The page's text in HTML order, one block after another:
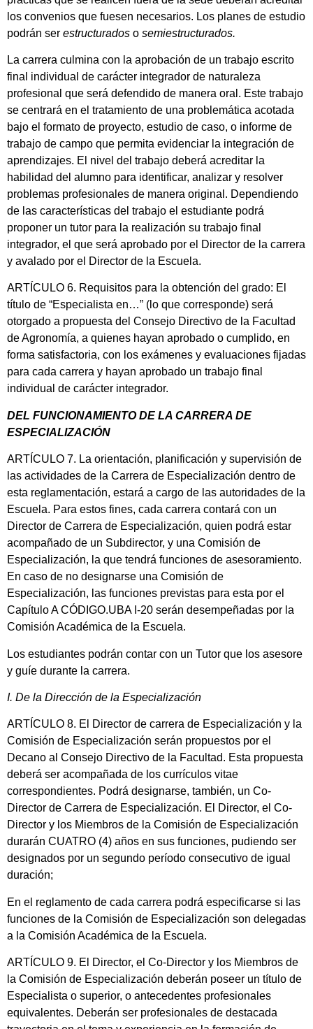
los convenios que fuesen necesarios. Los planes de estudio
podrán ser estructurados o semiestructurados.
La carrera culmina con la aprobación de un trabajo escrito
final individual de carácter integrador de naturaleza
profesional que será defendido de manera oral. Este trabajo
se centrará en el tratamiento de una problemática acotada
bajo el formato de proyecto, estudio de caso, o informe de
trabajo de campo que permita evidenciar la integración de
aprendizajes. El nivel del trabajo deberá acreditar la
habilidad del alumno para identificar, analizar y resolver
problemas profesionales de manera original. Dependiendo
de las características del trabajo el estudiante podrá
proponer un tutor para la realización su trabajo final
integrador, el que será aprobado por el Director de la carrera
y avalado por el Director de la Escuela.
ARTÍCULO 6. Requisitos para la obtención del grado: El
título de “Especialista en…” (lo que corresponde) será
otorgado a propuesta del Consejo Directivo de la Facultad
de Agronomía, a quienes hayan aprobado o cumplido, en
forma satisfactoria, con los exámenes y evaluaciones fijadas
para cada carrera y hayan aprobado un trabajo final
individual de carácter integrador.
DEL FUNCIONAMIENTO DE LA CARRERA DE
ESPECIALIZACIÓN
ARTÍCULO 7. La orientación, planificación y supervisión de
las actividades de la Carrera de Especialización dentro de
esta reglamentación, estará a cargo de las autoridades de la
Escuela. Para estos fines, cada carrera contará con un
Director de Carrera de Especialización, quien podrá estar
acompañado de un Subdirector, y una Comisión de
Especialización, la que tendrá funciones de asesoramiento.
En caso de no designarse una Comisión de
Especialización, las funciones previstas para esta por el
Capítulo A CÓDIGO.UBA I-20 serán desempeñadas por la
Comisión Académica de la Escuela.
Los estudiantes podrán contar con un Tutor que los asesore
y guíe durante la carrera.
I. De la Dirección de la Especialización
ARTÍCULO 8. El Director de carrera de Especialización y la
Comisión de Especialización serán propuestos por el
Decano al Consejo Directivo de la Facultad. Esta propuesta
deberá ser acompañada de los currículos vitae
correspondientes. Podrá designarse, también, un Co-
Director de Carrera de Especialización. El Director, el Co-
Director y los Miembros de la Comisión de Especialización
durarán CUATRO (4) años en sus funciones, pudiendo ser
designados por un segundo período consecutivo de igual
duración;
En el reglamento de cada carrera podrá especificarse si las
funciones de la Comisión de Especialización son delegadas
a la Comisión Académica de la Escuela.
ARTÍCULO 9. El Director, el Co-Director y los Miembros de
la Comisión de Especialización deberán poseer un título de
Especialista o superior, o antecedentes profesionales
equivalentes. Deberán ser profesionales de destacada